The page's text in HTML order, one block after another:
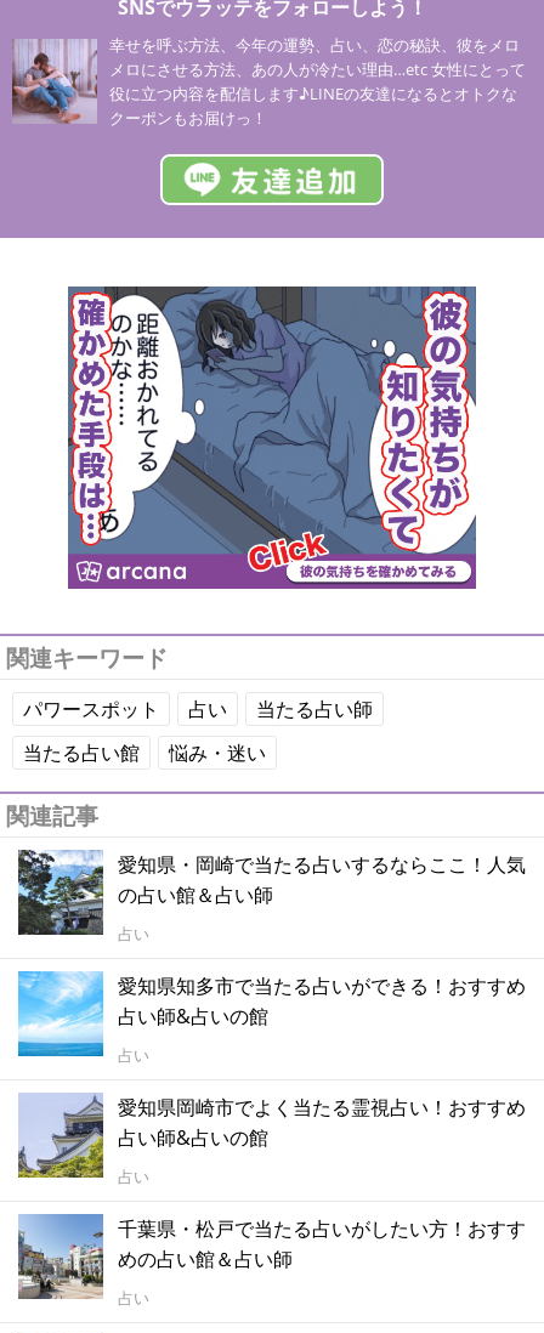
SNSでウラッテをフォローしよう！
幸せを呼ぶ方法、今年の運勢、占い、恋の秘訣、彼をメロ
メロにさせる方法、あの人が冷たい理由…etc 女性にとって
役に立つ内容を配信します♪LINEの友達になるとオトクな
クーポンもお届けっ！
関連キーワード
パワースポット 占い
当たる占い師
当たる占い館
悩み・迷い
関連記事
愛知県・岡崎で当たる占いするならここ！人気
の占い館＆占い師
占い
愛知県知多市で当たる占いができる！おすすめ
占い師&占いの館
占い
愛知県岡崎市でよく当たる霊視占い！おすすめ
占い師&占いの館
占い
千葉県・松戸で当たる占いがしたい方！おすす
めの占い館＆占い師
占い